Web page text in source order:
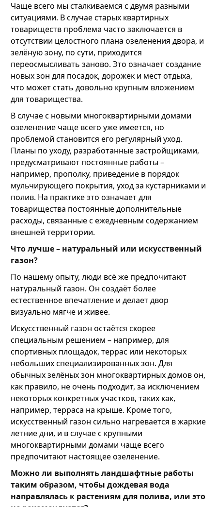
Чаще всего мы сталкиваемся с двумя разными
ситуациями. В случае старых квартирных
товариществ проблема часто заключается в
отсутствии целостного плана озеленения двора, и
зелёную зону, по сути, приходится
переосмысливать заново. Это означает создание
новых зон для посадок, дорожек и мест отдыха,
что может стать довольно крупным вложением
для товарищества.
В случае с новыми многоквартирными домами
озеленение чаще всего уже имеется, но
проблемой становится его регулярный уход.
Планы по уходу, разработанные застройщиками,
предусматривают постоянные работы –
например, прополку, приведение в порядок
мульчирующего покрытия, уход за кустарниками и
полив. На практике это означает для
товарищества постоянные дополнительные
расходы, связанные с ежедневным содержанием
внешней территории.
Что лучше – натуральный или искусственный
газон?
По нашему опыту, люди всё же предпочитают
натуральный газон. Он создаёт более
естественное впечатление и делает двор
визуально мягче и живее.
Искусственный газон остаётся скорее
специальным решением – например, для
спортивных площадок, террас или некоторых
небольших специализированных зон. Для
обычных зелёных зон многоквартирных домов он,
как правило, не очень подходит, за исключением
некоторых конкретных участков, таких как,
например, терраса на крыше. Кроме того,
искусственный газон сильно нагревается в жаркие
летние дни, и в случае с крупными
многоквартирными домами чаще всего
предпочитают настоящее озеленение.
Можно ли выполнять ландшафтные работы
таким образом, чтобы дождевая вода
направлялась к растениям для полива, или это